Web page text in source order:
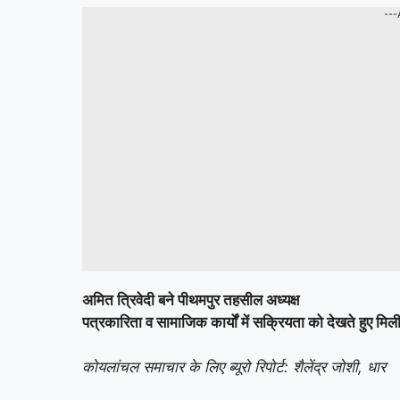
---
अमित त्रिवेदी बने पीथमपुर तहसील अध्यक्ष
पत्रकारिता व सामाजिक कार्यों में सक्रियता को देखते हुए मिली
कोयलांचल समाचार के लिए ब्यूरो रिपोर्ट: शैलेंद्र जोशी, धार